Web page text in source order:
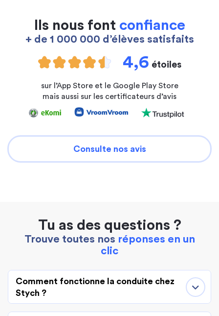
Ils nous font confiance
+ de 1 000 000 d’élèves satisfaits
4,6 étoiles
sur l’App Store et le Google Play Store
mais aussi sur les certificateurs d’avis
Consulte nos avis
Tu as des questions ?
Trouve toutes nos réponses en un
clic
Comment fonctionne la conduite chez
Stych ?